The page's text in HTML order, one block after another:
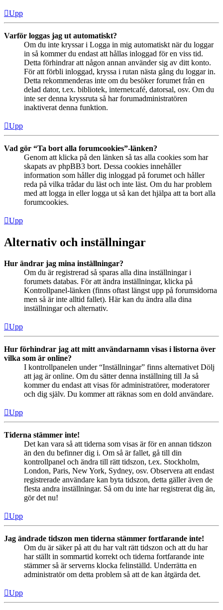
Upp
Varför loggas jag ut automatiskt?
Om du inte kryssar i Logga in mig automatiskt när du loggar
in så kommer du endast att hållas inloggad för en viss tid.
Detta förhindrar att någon annan använder sig av ditt konto.
För att förbli inloggad, kryssa i rutan nästa gång du loggar in.
Detta rekommenderas inte om du besöker forumet från en
delad dator, t.ex. bibliotek, internetcafé, datorsal, osv. Om du
inte ser denna kryssruta så har forumadministratören
inaktiverat denna funktion.
Upp
Vad gör “Ta bort alla forumcookies”-länken?
Genom att klicka på den länken så tas alla cookies som har
skapats av phpBB3 bort. Dessa cookies innehåller
information som håller dig inloggad på forumet och håller
reda på vilka trådar du läst och inte läst. Om du har problem
med att logga in eller logga ut så kan det hjälpa att ta bort alla
forumcookies.
Upp
Alternativ och inställningar
Hur ändrar jag mina inställningar?
Om du är registrerad så sparas alla dina inställningar i
forumets databas. För att ändra inställningar, klicka på
Kontrollpanel-länken (finns oftast längst upp på forumsidorna
men så är inte alltid fallet). Här kan du ändra alla dina
inställningar och alternativ.
Upp
Hur förhindrar jag att mitt användarnamn visas i listorna över
vilka som är online?
I kontrollpanelen under “Inställningar” finns alternativet Dölj
att jag är online. Om du sätter denna inställning till Ja så
kommer du endast att visas för administratörer, moderatorer
och dig själv. Du kommer att räknas som en dold användare.
Upp
Tiderna stämmer inte!
Det kan vara så att tiderna som visas är för en annan tidszon
än den du befinner dig i. Om så är fallet, gå till din
kontrollpanel och ändra till rätt tidszon, t.ex. Stockholm,
London, Paris, New York, Sydney, osv. Observera att endast
registrerade användare kan byta tidszon, detta gäller även de
flesta andra inställningar. Så om du inte har registrerat dig än,
gör det nu!
Upp
Jag ändrade tidszon men tiderna stämmer fortfarande inte!
Om du är säker på att du har valt rätt tidszon och att du har
har ställt in sommartid korrekt och tiderna fortfarande inte
stämmer så är serverns klocka felinställd. Underrätta en
administratör om detta problem så att de kan åtgärda det.
Upp